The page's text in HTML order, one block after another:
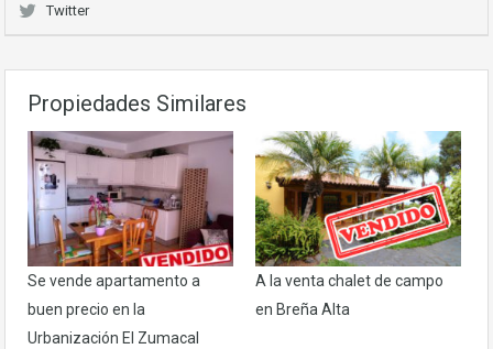
Twitter
Propiedades Similares
Se vende apartamento a
buen precio en la
Urbanización El Zumacal
A la venta chalet de campo
en Breña Alta